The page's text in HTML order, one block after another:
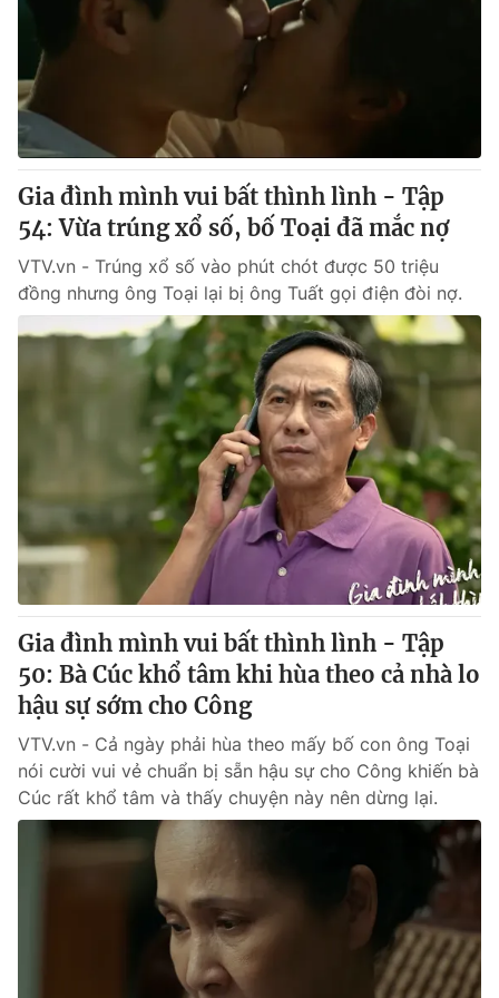
® Cấm sao chép dưới mọi hình thức nếu không có sự chấp
thuận bằng văn bản. Ghi rõ nguồn VTV.vn khi phát hành lại
thông tin từ website này.
Gia đình mình vui bất thình lình - Tập
54: Vừa trúng xổ số, bố Toại đã mắc nợ
VTV.vn - Trúng xổ số vào phút chót được 50 triệu
đồng nhưng ông Toại lại bị ông Tuất gọi điện đòi nợ.
Gia đình mình vui bất thình lình - Tập
50: Bà Cúc khổ tâm khi hùa theo cả nhà lo
hậu sự sớm cho Công
VTV.vn - Cả ngày phải hùa theo mấy bố con ông Toại
nói cười vui vẻ chuẩn bị sẵn hậu sự cho Công khiến bà
Cúc rất khổ tâm và thấy chuyện này nên dừng lại.